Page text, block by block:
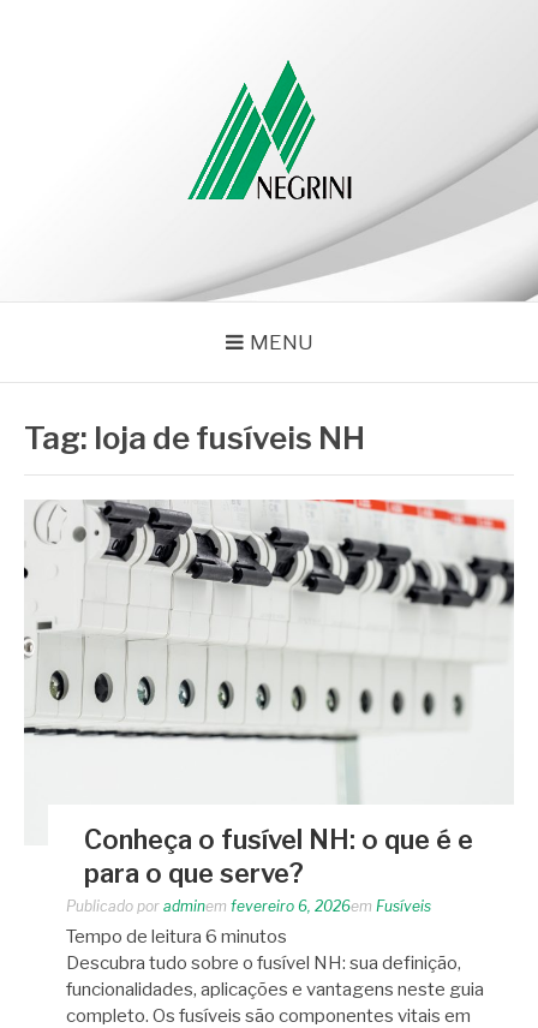
MENU
Tag: loja de fusíveis NH
Conheça o fusível NH: o que é e
para o que serve?
Publicado por adminem fevereiro 6, 2026em Fusíveis
Tempo de leitura 6 minutos
Descubra tudo sobre o fusível NH: sua definição,
funcionalidades, aplicações e vantagens neste guia
completo. Os fusíveis são componentes vitais em